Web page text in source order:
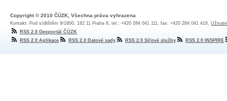
Copyright © 2010 ČÚZK, Všechna práva vyhrazena
Kontakt: Pod sídlištěm 9/1800, 182 11 Praha 8, tel.: +420 284 041 111, fax: +420 284 041 416,
RSS 2.0 Geoportál ČÚZK
RSS 2.0 Aplikace
RSS 2.0 Datové sady RSS 2.0 Síťové služby RSS 2.0 INSPIRE